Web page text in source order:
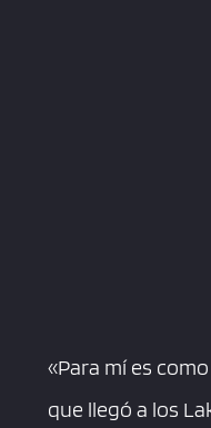
«Para mí es
que llegó a los